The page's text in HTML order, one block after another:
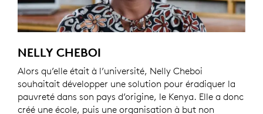
NELLY CHEBOI
Alors qu’elle était à l’université, Nelly Cheboi
souhaitait développer une solution pour éradiquer la
pauvreté dans son pays d’origine, le Kenya. Elle a donc
créé une école, puis une organisation à but non